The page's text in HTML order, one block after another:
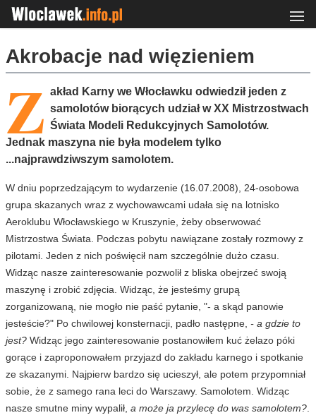
Akrobacje nad więzieniem
Z akład Karny we Włocławku odwiedził jeden z
samolotów biorących udział w XX Mistrzostwach
Świata Modeli Redukcyjnych Samolotów.
Jednak maszyna nie była modelem tylko
...najprawdziwszym samolotem.
W dniu poprzedzającym to wydarzenie (16.07.2008), 24-osobowa
grupa skazanych wraz z wychowawcami udała się na lotnisko
Aeroklubu Włocławskiego w Kruszynie, żeby obserwować
Mistrzostwa Świata. Podczas pobytu nawiązane zostały rozmowy z
pilotami. Jeden z nich poświęcił nam szczególnie dużo czasu.
Widząc nasze zainteresowanie pozwolił z bliska obejrzeć swoją
maszynę i zrobić zdjęcia. Widząc, że jesteśmy grupą
zorganizowaną, nie mogło nie paść pytanie, "- a skąd panowie
jesteście?" Po chwilowej konsternacji, padło następne, - a gdzie to
jest? Widząc jego zainteresowanie postanowiłem kuć żelazo póki
gorące i zaproponowałem przyjazd do zakładu karnego i spotkanie
ze skazanymi. Najpierw bardzo się ucieszył, ale potem przypomniał
sobie, że z samego rana leci do Warszawy. Samolotem. Widząc
nasze smutne miny wypalił, a może ja przylecę do was samolotem?